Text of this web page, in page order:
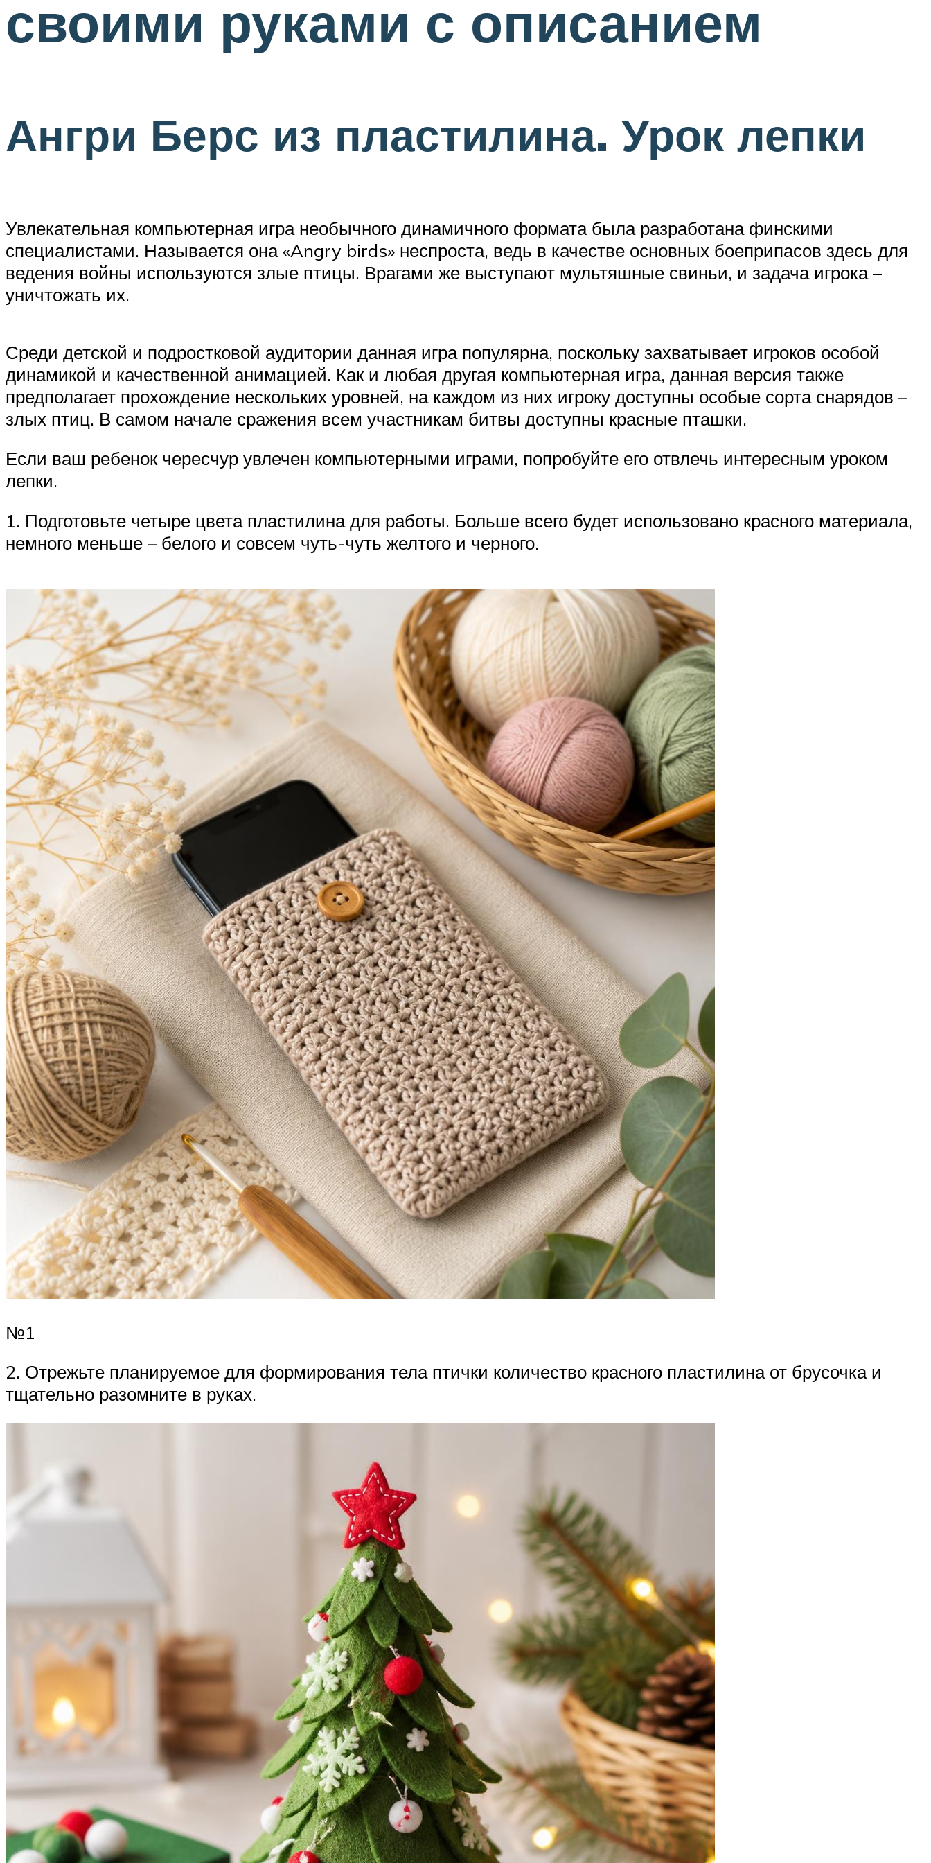
своими руками с описанием
Ангри Берс из пластилина. Урок лепки
Увлекательная компьютерная игра необычного динамичного формата была разработана финскими
специалистами. Называется она «Angry birds» неспроста, ведь в качестве основных боеприпасов здесь для
ведения войны используются злые птицы. Врагами же выступают мультяшные свиньи, и задача игрока –
уничтожать их.
Среди детской и подростковой аудитории данная игра популярна, поскольку захватывает игроков особой
динамикой и качественной анимацией. Как и любая другая компьютерная игра, данная версия также
предполагает прохождение нескольких уровней, на каждом из них игроку доступны особые сорта снарядов –
злых птиц. В самом начале сражения всем участникам битвы доступны красные пташки.
Если ваш ребенок чересчур увлечен компьютерными играми, попробуйте его отвлечь интересным уроком
лепки.
1. Подготовьте четыре цвета пластилина для работы. Больше всего будет использовано красного материала,
немного меньше – белого и совсем чуть-чуть желтого и черного.
№1
2. Отрежьте планируемое для формирования тела птички количество красного пластилина от брусочка и
тщательно разомните в руках.